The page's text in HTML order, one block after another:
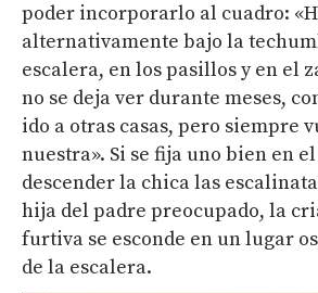
poder incorporarlo al cuadro:
alternativamente bajo la
escalera, en los pasillos y en el
no se deja ver durante meses,
ido a otras casas, pero siempre
nuestra». Si se fija uno bien en
descender la chica las
hija del padre preocupado, la
furtiva se esconde en un lugar
de la escalera.